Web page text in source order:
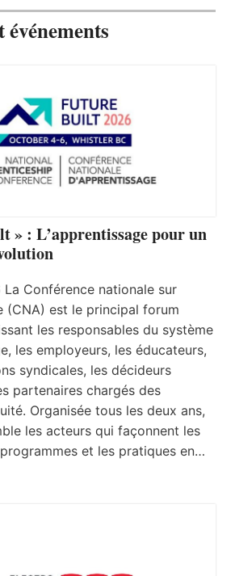
» : L’apprentissage pour un
Conférence nationale sur
(CNA) est le principal forum
les responsables du système
les employeurs, les éducateurs,
syndicales, les décideurs
partenaires chargés des
Organisée tous les deux ans,
les acteurs qui façonnent les
et les pratiques en…